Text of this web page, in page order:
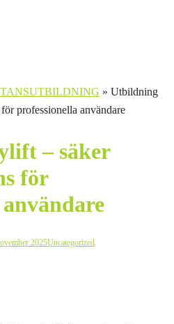
» Utbildning
professionella användare
– säker
för
2025Uncategorized